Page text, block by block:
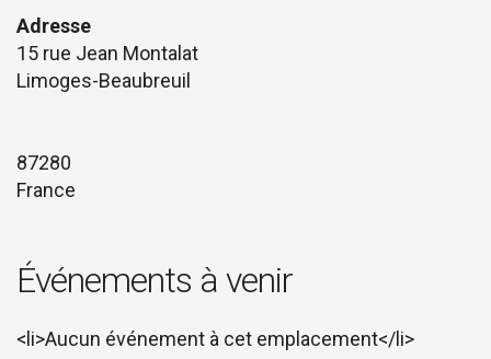
Adresse
15 rue Jean Montalat
Limoges-Beaubreuil
87280
France
Événements à venir
<li>Aucun événement à cet emplacement</li>